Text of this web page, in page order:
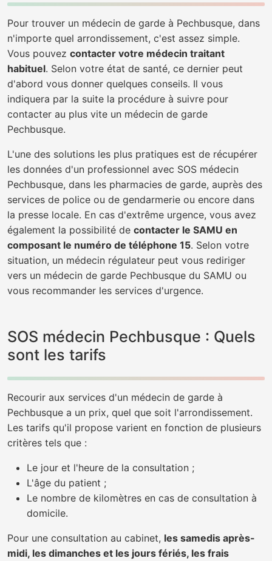
Pour trouver un médecin de garde à Pechbusque, dans
n'importe quel arrondissement, c'est assez simple.
Vous pouvez contacter votre médecin traitant
habituel. Selon votre état de santé, ce dernier peut
d'abord vous donner quelques conseils. Il vous
indiquera par la suite la procédure à suivre pour
contacter au plus vite un médecin de garde
Pechbusque.
L'une des solutions les plus pratiques est de récupérer
les données d'un professionnel avec SOS médecin
Pechbusque, dans les pharmacies de garde, auprès des
services de police ou de gendarmerie ou encore dans
la presse locale. En cas d'extrême urgence, vous avez
également la possibilité de contacter le SAMU en
composant le numéro de téléphone 15. Selon votre
situation, un médecin régulateur peut vous rediriger
vers un médecin de garde Pechbusque du SAMU ou
vous recommander les services d'urgence.
SOS médecin Pechbusque : Quels
sont les tarifs
Recourir aux services d'un médecin de garde à
Pechbusque a un prix, quel que soit l'arrondissement.
Les tarifs qu'il propose varient en fonction de plusieurs
critères tels que :
Le jour et l'heure de la consultation ;
L'âge du patient ;
Le nombre de kilomètres en cas de consultation à
domicile.
Pour une consultation au cabinet, les samedis après-
midi, les dimanches et les jours fériés, les frais